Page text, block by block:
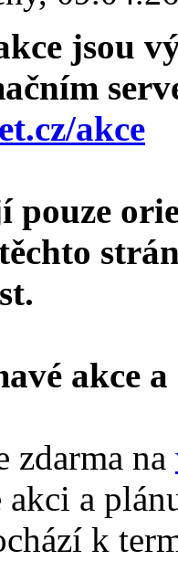
jsou
akce
pouze
akce
zdarma na
a
k